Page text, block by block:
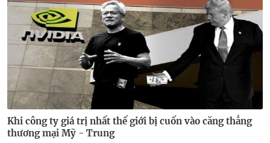
Khi công ty giá trị nhất thế giới bị cuốn vào căng thẳng
thương mại Mỹ - Trung